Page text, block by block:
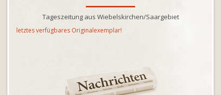
Tageszeitung aus Wiebelskirchen/Saargebiet
letztes verfügbares Originalexemplar!